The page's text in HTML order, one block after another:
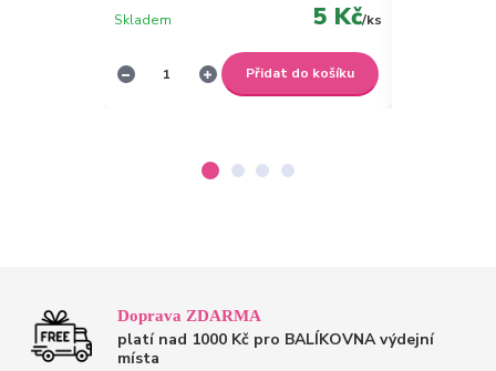
5 Kč/ks
Skladem
Přidat do košíku
Doprava ZDARMA
platí nad 1000 Kč pro BALÍKOVNA výdejní
místa